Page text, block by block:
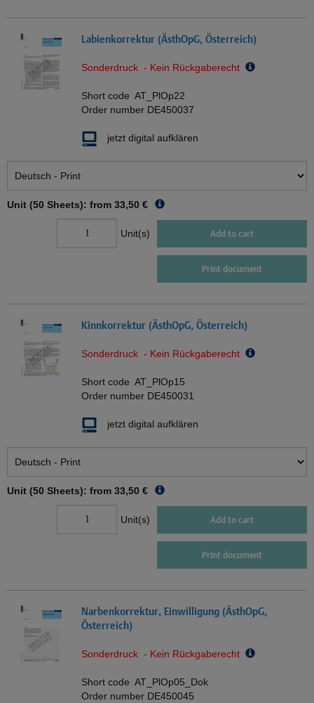
Labienkorrektur (ÄsthOpG, Österreich)
Sonderdruck - Kein Rückgaberecht
Short code AT_PlOp22
Order number DE450037
jetzt digital aufklären
Unit (50 Sheets): from 33,50 €
Unit(s) Add to cart
Print document
Kinnkorrektur (ÄsthOpG, Österreich)
Sonderdruck - Kein Rückgaberecht
Short code AT_PlOp15
Order number DE450031
jetzt digital aufklären
Unit (50 Sheets): from 33,50 €
Unit(s) Add to cart
Print document
Narbenkorrektur, Einwilligung (ÄsthOpG,
Österreich)
Sonderdruck - Kein Rückgaberecht
Short code AT_PlOp05_Dok
Order number DE450045